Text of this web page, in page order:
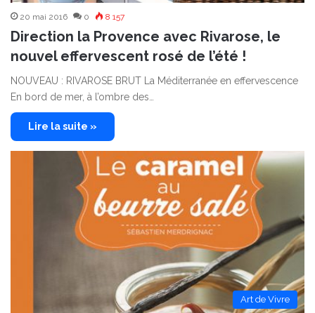
20 mai 2016 0 8 157
Direction la Provence avec Rivarose, le
nouvel effervescent rosé de l’été !
NOUVEAU : RIVAROSE BRUT La Méditerranée en effervescence
En bord de mer, à l’ombre des…
Lire la suite »
Art de Vivre